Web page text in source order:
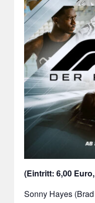
(Eintritt: 6,00
Sonny Hayes